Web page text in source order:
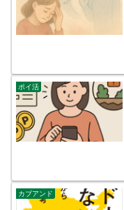
ポイ活
カブアンド